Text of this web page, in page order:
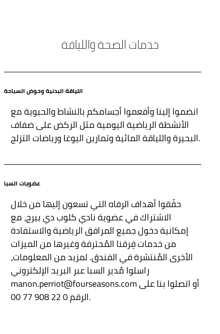
خدمات الصحة واللياقة
اللياقة البدنية وحوض السباحة
انضموا إلينا وأفعموا أجسامكم بالنشاط والحيوية مع
الأنشطة الرياضية اليومية مثل الركض على ضفاف
البحيرة واللياقة المائية وتمارين اليوغا ورياضات التزلج.
عضويات السبا
حقّقوا أهداف الرفاه التي تسعون إليها من خلال
الاشتراك في عضوية نادي كلوب دي بيرج، مع
إمكانية دخول جميع المرافق الرياضية والاستفادة
من خدمات فِرقنا المُحترفة وغيرها من الميزات
الأخرى المُنتشرة في الفندق. لمزيد من المعلومات،
راسلوا مُدير السبا عبر البريد الإلكتروني
manon.perriot@fourseasons.com أو اتصلوا بنا على
الرقم 0 22 908 77 00.